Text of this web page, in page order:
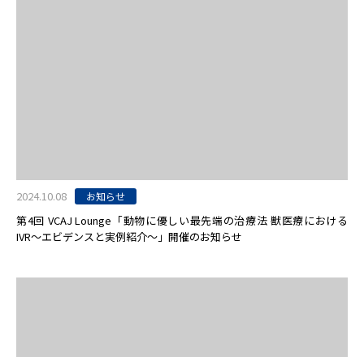
2024.10.08 お知らせ
第4回 VCAJ Lounge「動物に優しい最先端の治療法 獣医療における
IVR〜エビデンスと実例紹介〜」開催のお知らせ